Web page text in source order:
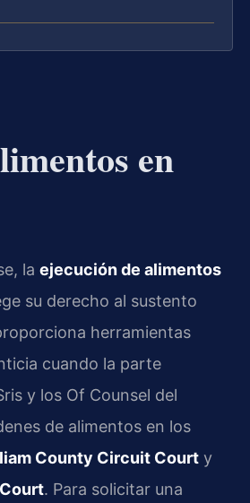
en
la ejecución de alimentos
su derecho al sustento
herramientas
cuando la parte
y los Of Counsel del
de alimentos en los
County Circuit Court y
. Para solicitar una